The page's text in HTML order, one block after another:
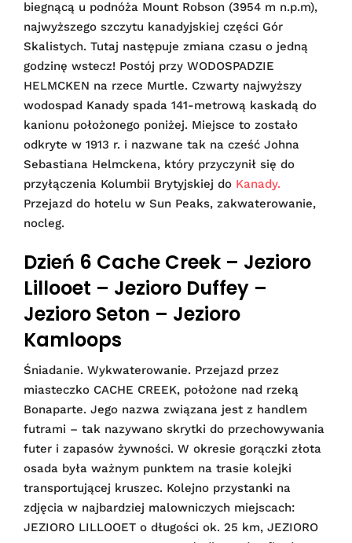
biegnącą u podnóża Mount Robson (3954 m n.p.m),
najwyższego szczytu kanadyjskiej części Gór
Skalistych. Tutaj następuje zmiana czasu o jedną
godzinę wstecz! Postój przy WODOSPADZIE
HELMCKEN na rzece Murtle. Czwarty najwyższy
wodospad Kanady spada 141-metrową kaskadą do
kanionu położonego poniżej. Miejsce to zostało
odkryte w 1913 r. i nazwane tak na cześć Johna
Sebastiana Helmckena, który przyczynił się do
przyłączenia Kolumbii Brytyjskiej do Kanady.
Przejazd do hotelu w Sun Peaks, zakwaterowanie,
nocleg.
Dzień 6 Cache Creek – Jezioro
Lillooet – Jezioro Duffey –
Jezioro Seton – Jezioro
Kamloops
Śniadanie. Wykwaterowanie. Przejazd przez
miasteczko CACHE CREEK, położone nad rzeką
Bonaparte. Jego nazwa związana jest z handlem
futrami – tak nazywano skrytki do przechowywania
futer i zapasów żywności. W okresie gorączki złota
osada była ważnym punktem na trasie kolejki
transportującej kruszec. Kolejno przystanki na
zdjęcia w najbardziej malowniczych miejscach:
JEZIORO LILLOOET o długości ok. 25 km, JEZIORO